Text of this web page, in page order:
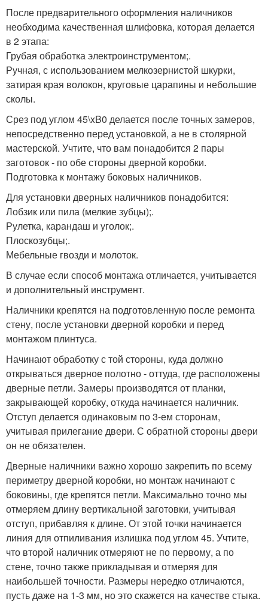
После предварительного оформления наличников
необходима качественная шлифовка, которая делается
в 2 этапа:
Грубая обработка электроинструментом;.
Ручная, с использованием мелкозернистой шкурки,
затирая края волокон, круговые царапины и небольшие
сколы.
Срез под углом 45\xB0 делается после точных замеров,
непосредственно перед установкой, а не в столярной
мастерской. Учтите, что вам понадобится 2 пары
заготовок - по обе стороны дверной коробки.
Подготовка к монтажу боковых наличников.
Для установки дверных наличников понадобится:
Лобзик или пила (мелкие зубцы);.
Рулетка, карандаш и уголок;.
Плоскозубцы;.
Мебельные гвозди и молоток.
В случае если способ монтажа отличается, учитывается
и дополнительный инструмент.
Наличники крепятся на подготовленную после ремонта
стену, после установки дверной коробки и перед
монтажом плинтуса.
Начинают обработку с той стороны, куда должно
открываться дверное полотно - оттуда, где расположены
дверные петли. Замеры производятся от планки,
закрывающей коробку, откуда начинается наличник.
Отступ делается одинаковым по 3-ем сторонам,
учитывая прилегание двери. С обратной стороны двери
он не обязателен.
Дверные наличники важно хорошо закрепить по всему
периметру дверной коробки, но монтаж начинают с
боковины, где крепятся петли. Максимально точно мы
отмеряем длину вертикальной заготовки, учитывая
отступ, прибавляя к длине. От этой точки начинается
линия для отпиливания излишка под углом 45. Учтите,
что второй наличник отмеряют не по первому, а по
стене, точно также прикладывая и отмеряя для
наибольшей точности. Размеры нередко отличаются,
пусть даже на 1-3 мм, но это скажется на качестве стыка.